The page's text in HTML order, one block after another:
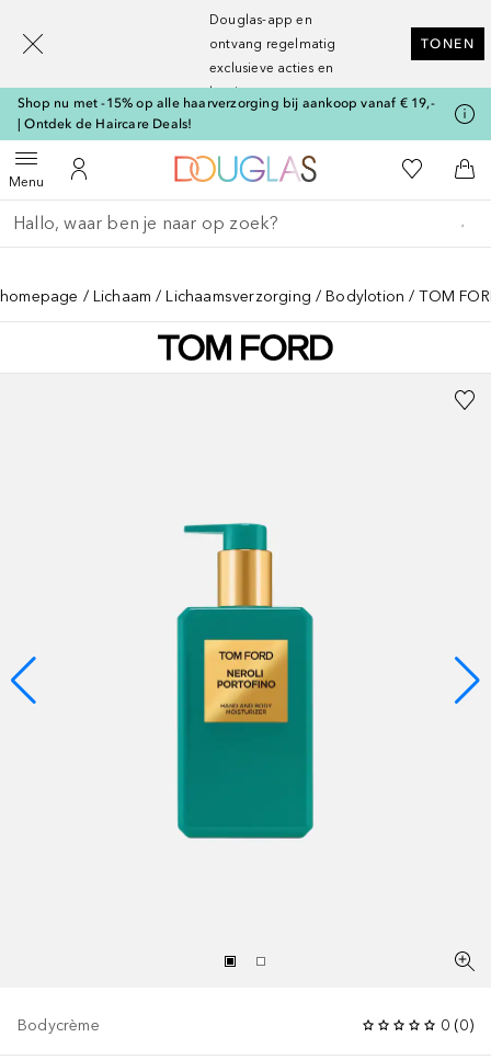
Douglas-app en
ontvang regelmatig
exclusieve acties en
kortingen
TONEN
Shop nu met -15% op alle haarverzorging bij aankoop vanaf € 19,-
| Ontdek de Haircare Deals!
MenuOpen menuNaar Mijn Account
Naar Douglas Home
Naar Mijn
Ga terug
Zoekopdracht uitvoeren
homepage Lichaam Lichaamsverzorging Bodylotion TOM
Bodycrème 0 (0)
[navigation.slideout.screenreader]